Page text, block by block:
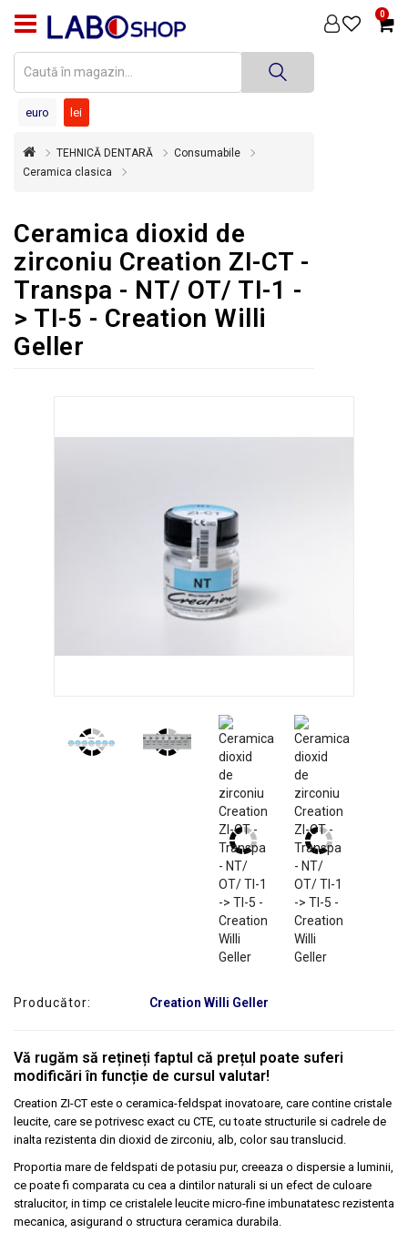
0
PRODUSE
DENTARĂ
DENTARĂ
STERILIZARE
SUPER
OFERTĂ
ÎNCHIRIERI
ECHIPAMENTE
euro lei
TEHNICĂ DENTARĂ
Consumabile
Ceramica clasica
Ceramica dioxid de
zirconiu Creation ZI-CT -
Transpa - NT/ OT/ TI-1 -
> TI-5 - Creation Willi
Geller
Producător: Creation Willi Geller
Vă rugăm să rețineți faptul că prețul poate suferi
modificări în funcție de cursul valutar!
Creation ZI-CT este o ceramica-feldspat inovatoare, care contine cristale
leucite, care se potrivesc exact cu CTE, cu toate structurile si cadrele de
inalta rezistenta din dioxid de zirconiu, alb, color sau translucid.
Proportia mare de feldspati de potasiu pur, creeaza o dispersie a luminii,
ce poate fi comparata cu cea a dintilor naturali si un efect de culoare
stralucitor, in timp ce cristalele leucite micro-fine imbunatatesc rezistenta
mecanica, asigurand o structura ceramica durabila.